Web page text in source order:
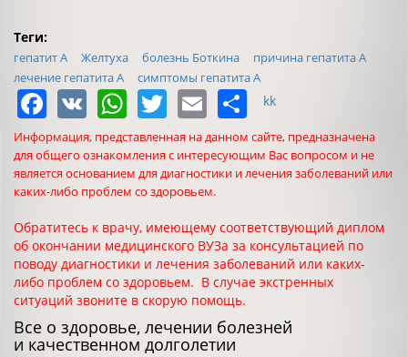
Теги:
гепатит А Желтуха болезнь Боткина
причина гепатита А
лечение гепатита А
симптомы гепатита А
Facebook
VK WhatsApp
TwitterEmailShare
kk
Информация, представленная на данном сайте, предназначена
для общего ознакомления с интересующим Вас вопросом и не
является основанием для диагностики и лечения заболеваний или
каких-либо проблем со здоровьем.
Обратитесь к врачу, имеющему соответствующий диплом
об окончании медицинского ВУЗа за консультацией по
поводу диагностики и лечения заболеваний или каких-
либо проблем со здоровьем. В случае экстренных
ситуаций звоните в скорую помощь.
Все о здоровье, лечении болезней
и качественном долголетии